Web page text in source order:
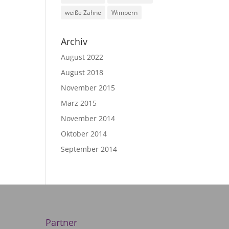
weiße Zähne
Wimpern
Archiv
August 2022
August 2018
November 2015
März 2015
November 2014
Oktober 2014
September 2014
Partner